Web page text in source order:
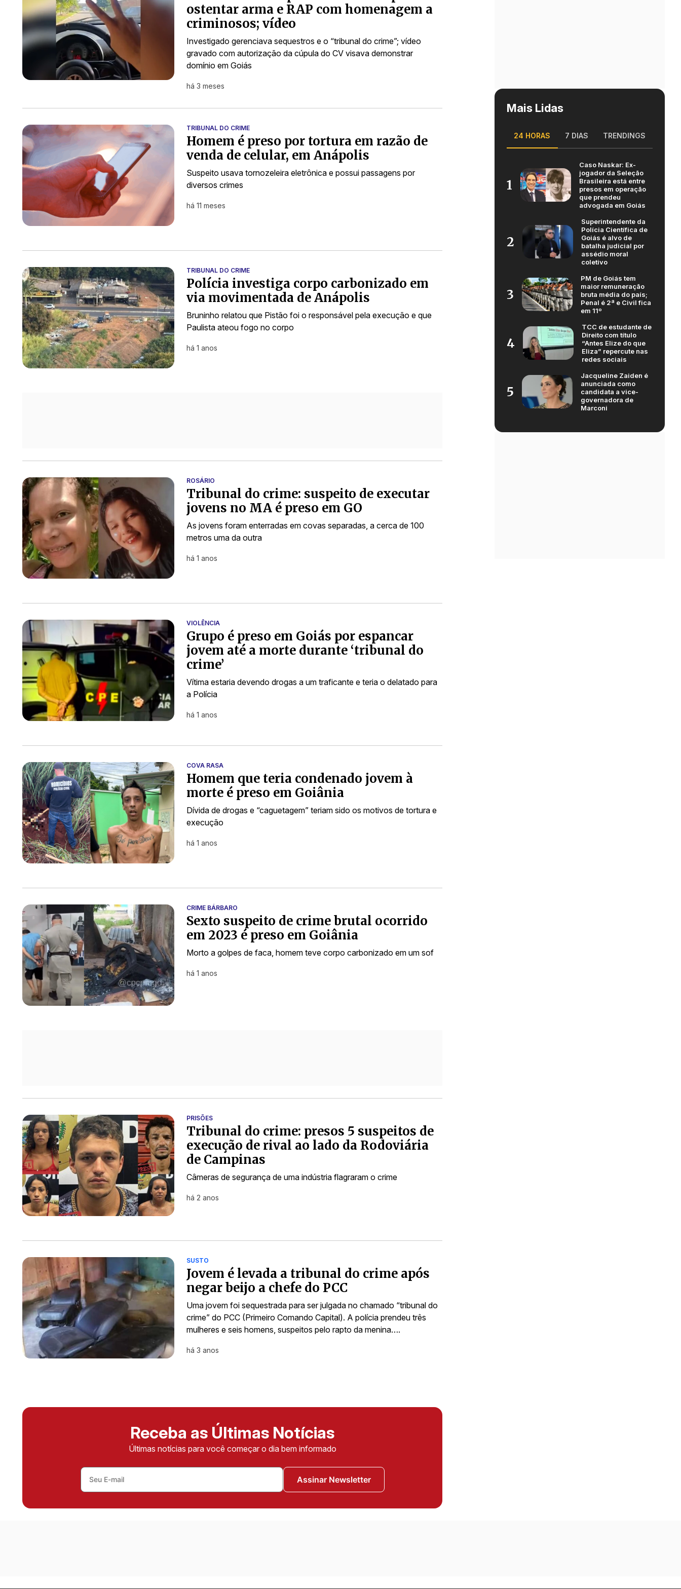
ostentar arma e RAP com homenagem a
criminosos; vídeo
Investigado gerenciava sequestros e o “tribunal do crime”; vídeo
gravado com autorização da cúpula do CV visava demonstrar
domínio em Goiás
há 3 meses
TRIBUNAL DO CRIME
Homem é preso por tortura em razão de
venda de celular, em Anápolis
Suspeito usava tornozeleira eletrônica e possui passagens por
diversos crimes
há 11 meses
TRIBUNAL DO CRIME
Polícia investiga corpo carbonizado em
via movimentada de Anápolis
Bruninho relatou que Pistão foi o responsável pela execução e que
Paulista ateou fogo no corpo
há 1 anos
ROSÁRIO
Tribunal do crime: suspeito de executar
jovens no MA é preso em GO
As jovens foram enterradas em covas separadas, a cerca de 100
metros uma da outra
há 1 anos
VIOLÊNCIA
Grupo é preso em Goiás por espancar
jovem até a morte durante ‘tribunal do
crime’
Vítima estaria devendo drogas a um traficante e teria o delatado para
a Polícia
há 1 anos
COVA RASA
Homem que teria condenado jovem à
morte é preso em Goiânia
Dívida de drogas e “caguetagem” teriam sido os motivos de tortura e
execução
há 1 anos
CRIME BÁRBARO
Sexto suspeito de crime brutal ocorrido
em 2023 é preso em Goiânia
Morto a golpes de faca, homem teve corpo carbonizado em um sof
há 1 anos
PRISÕES
Tribunal do crime: presos 5 suspeitos de
execução de rival ao lado da Rodoviária
de Campinas
Câmeras de segurança de uma indústria flagraram o crime
há 2 anos
SUSTO
Jovem é levada a tribunal do crime após
negar beijo a chefe do PCC
Uma jovem foi sequestrada para ser julgada no chamado “tribunal do
crime” do PCC (Primeiro Comando Capital). A polícia prendeu três
mulheres e seis homens, suspeitos pelo rapto da menina….
há 3 anos
Receba as Últimas Notícias
Últimas notícias para você começar o dia bem informado
Assinar Newsletter
Mais Lidas
24 HORAS 7 DIAS TRENDINGS
1
Caso Naskar: Ex-
jogador da Seleção
Brasileira está entre
presos em operação
que prendeu
advogada em Goiás
2
Superintendente da
Polícia Científica de
Goiás é alvo de
batalha judicial por
assédio moral
coletivo
3
PM de Goiás tem
maior remuneração
bruta média do país;
Penal é 2ª e Civil fica
em 11º
4
TCC de estudante de
Direito com título
“Antes Elize do que
Eliza” repercute nas
redes sociais
5
Jacqueline Zaiden é
anunciada como
candidata a vice-
governadora de
Marconi